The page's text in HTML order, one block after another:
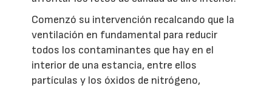
Comenzó su intervención recalcando que la
ventilación en fundamental para reducir
todos los contaminantes que hay en el
interior de una estancia, entre ellos
partículas y los óxidos de nitrógeno,